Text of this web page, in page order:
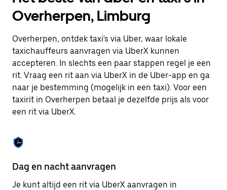
agenda
te
openen
een
datum
selecteren.
Druk
op
Escape
om
de
sluiten.
Overherpen, Limburg
Overherpen, ontdek taxi's via Uber, waar lokale
taxichauffeurs aanvragen via UberX kunnen
accepteren. In slechts een paar stappen regel je een
rit. Vraag een rit aan via UberX in de Uber-app en ga
naar je bestemming (mogelijk in een taxi). Voor een
taxirit in Overherpen betaal je dezelfde prijs als voor
een rit via UberX.
Dag en nacht aanvragen
Je kunt altijd een rit via UberX aanvragen in